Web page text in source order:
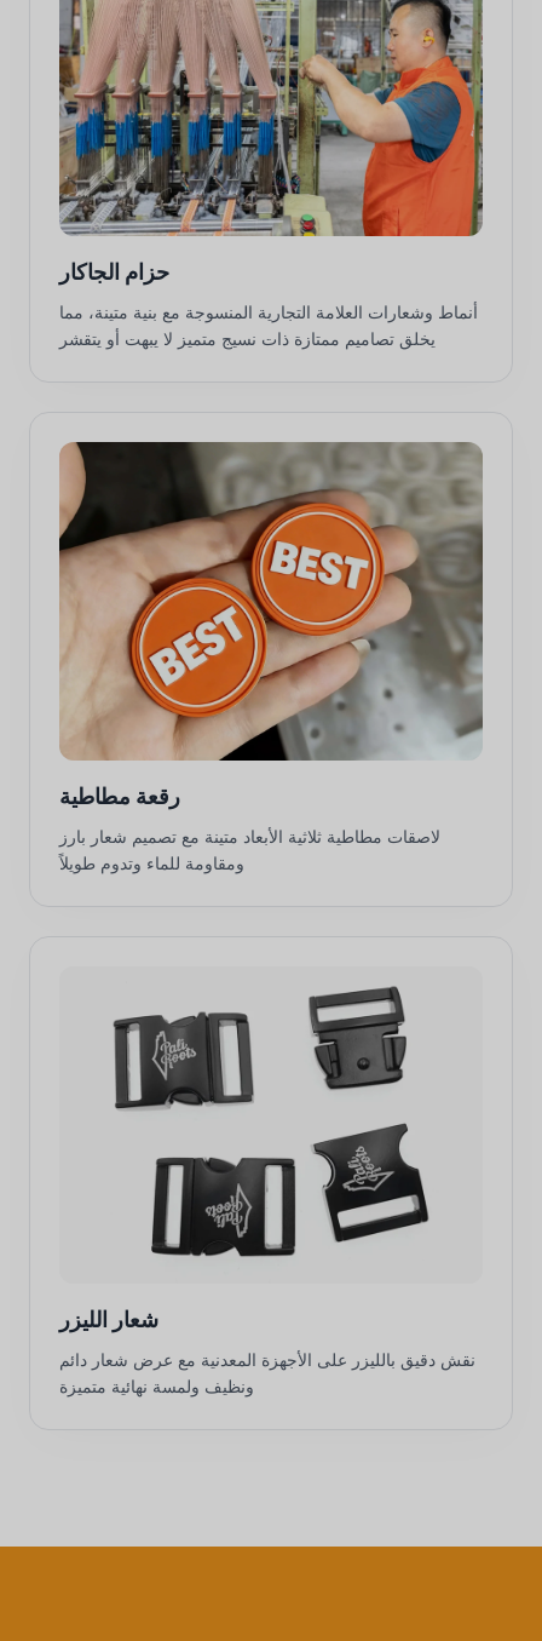
حزام الجاكار
أنماط وشعارات العلامة التجارية المنسوجة مع بنية متينة، مما
يخلق تصاميم ممتازة ذات نسيج متميز لا يبهت أو يتقشر
رقعة مطاطية
لاصقات مطاطية ثلاثية الأبعاد متينة مع تصميم شعار بارز
ومقاومة للماء وتدوم طويلاً
شعار الليزر
نقش دقيق بالليزر على الأجهزة المعدنية مع عرض شعار دائم
ونظيف ولمسة نهائية متميزة